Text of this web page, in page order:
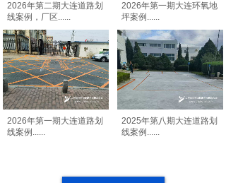
2026年第二期大连道路划
线案例，厂区......
2026年第一期大连环氧地
坪案例 ......
2026年第一期大连道路划
线案例
2025年第八期大连道路划
线案例